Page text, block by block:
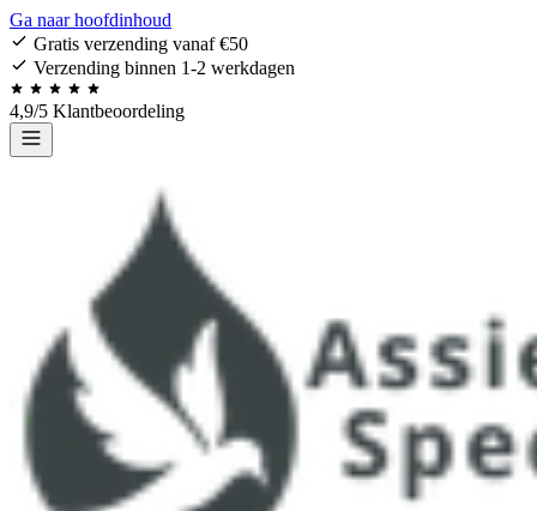
Ga naar hoofdinhoud
Gratis verzending vanaf €50
Verzending binnen 1-2 werkdagen
4,9/5 Klantbeoordeling